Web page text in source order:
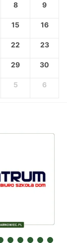
8 9
15 16
22 23
29 30
5 6